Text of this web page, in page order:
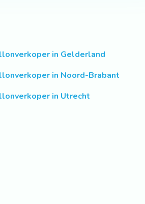
in Gelderland
in Noord-Brabant
in Utrecht